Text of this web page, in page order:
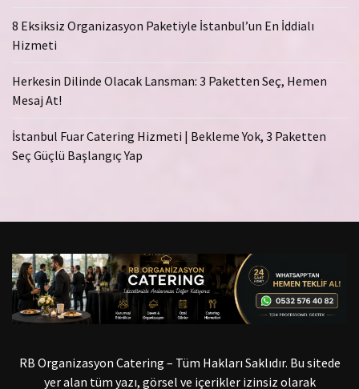
8 Eksiksiz Organizasyon Paketiyle İstanbul’un En İddialı
Hizmeti
Herkesin Dilinde Olacak Lansman: 3 Paketten Seç, Hemen
Mesaj At!
İstanbul Fuar Catering Hizmeti | Bekleme Yok, 3 Paketten
Seç Güçlü Başlangıç Yap
RB Organizasyon Catering – Tüm Hakları Saklıdır. Bu sitede
yer alan tüm yazı, görsel ve içerikler izinsiz olarak